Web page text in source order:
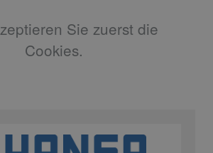
Sie zuerst die
Cookies.